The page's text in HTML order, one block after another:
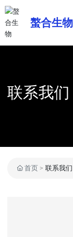
螯合生物
联系我们
首页 联系我们